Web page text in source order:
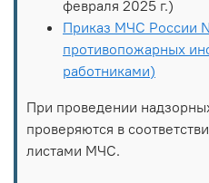
февраля 2025 г.)
Приказ МЧС России
противопожарных
работниками)
При проведении
проверяются в
листами МЧС.